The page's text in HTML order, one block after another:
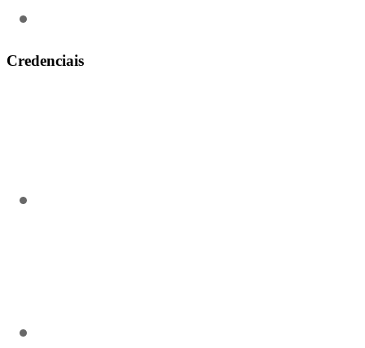
Credenciais